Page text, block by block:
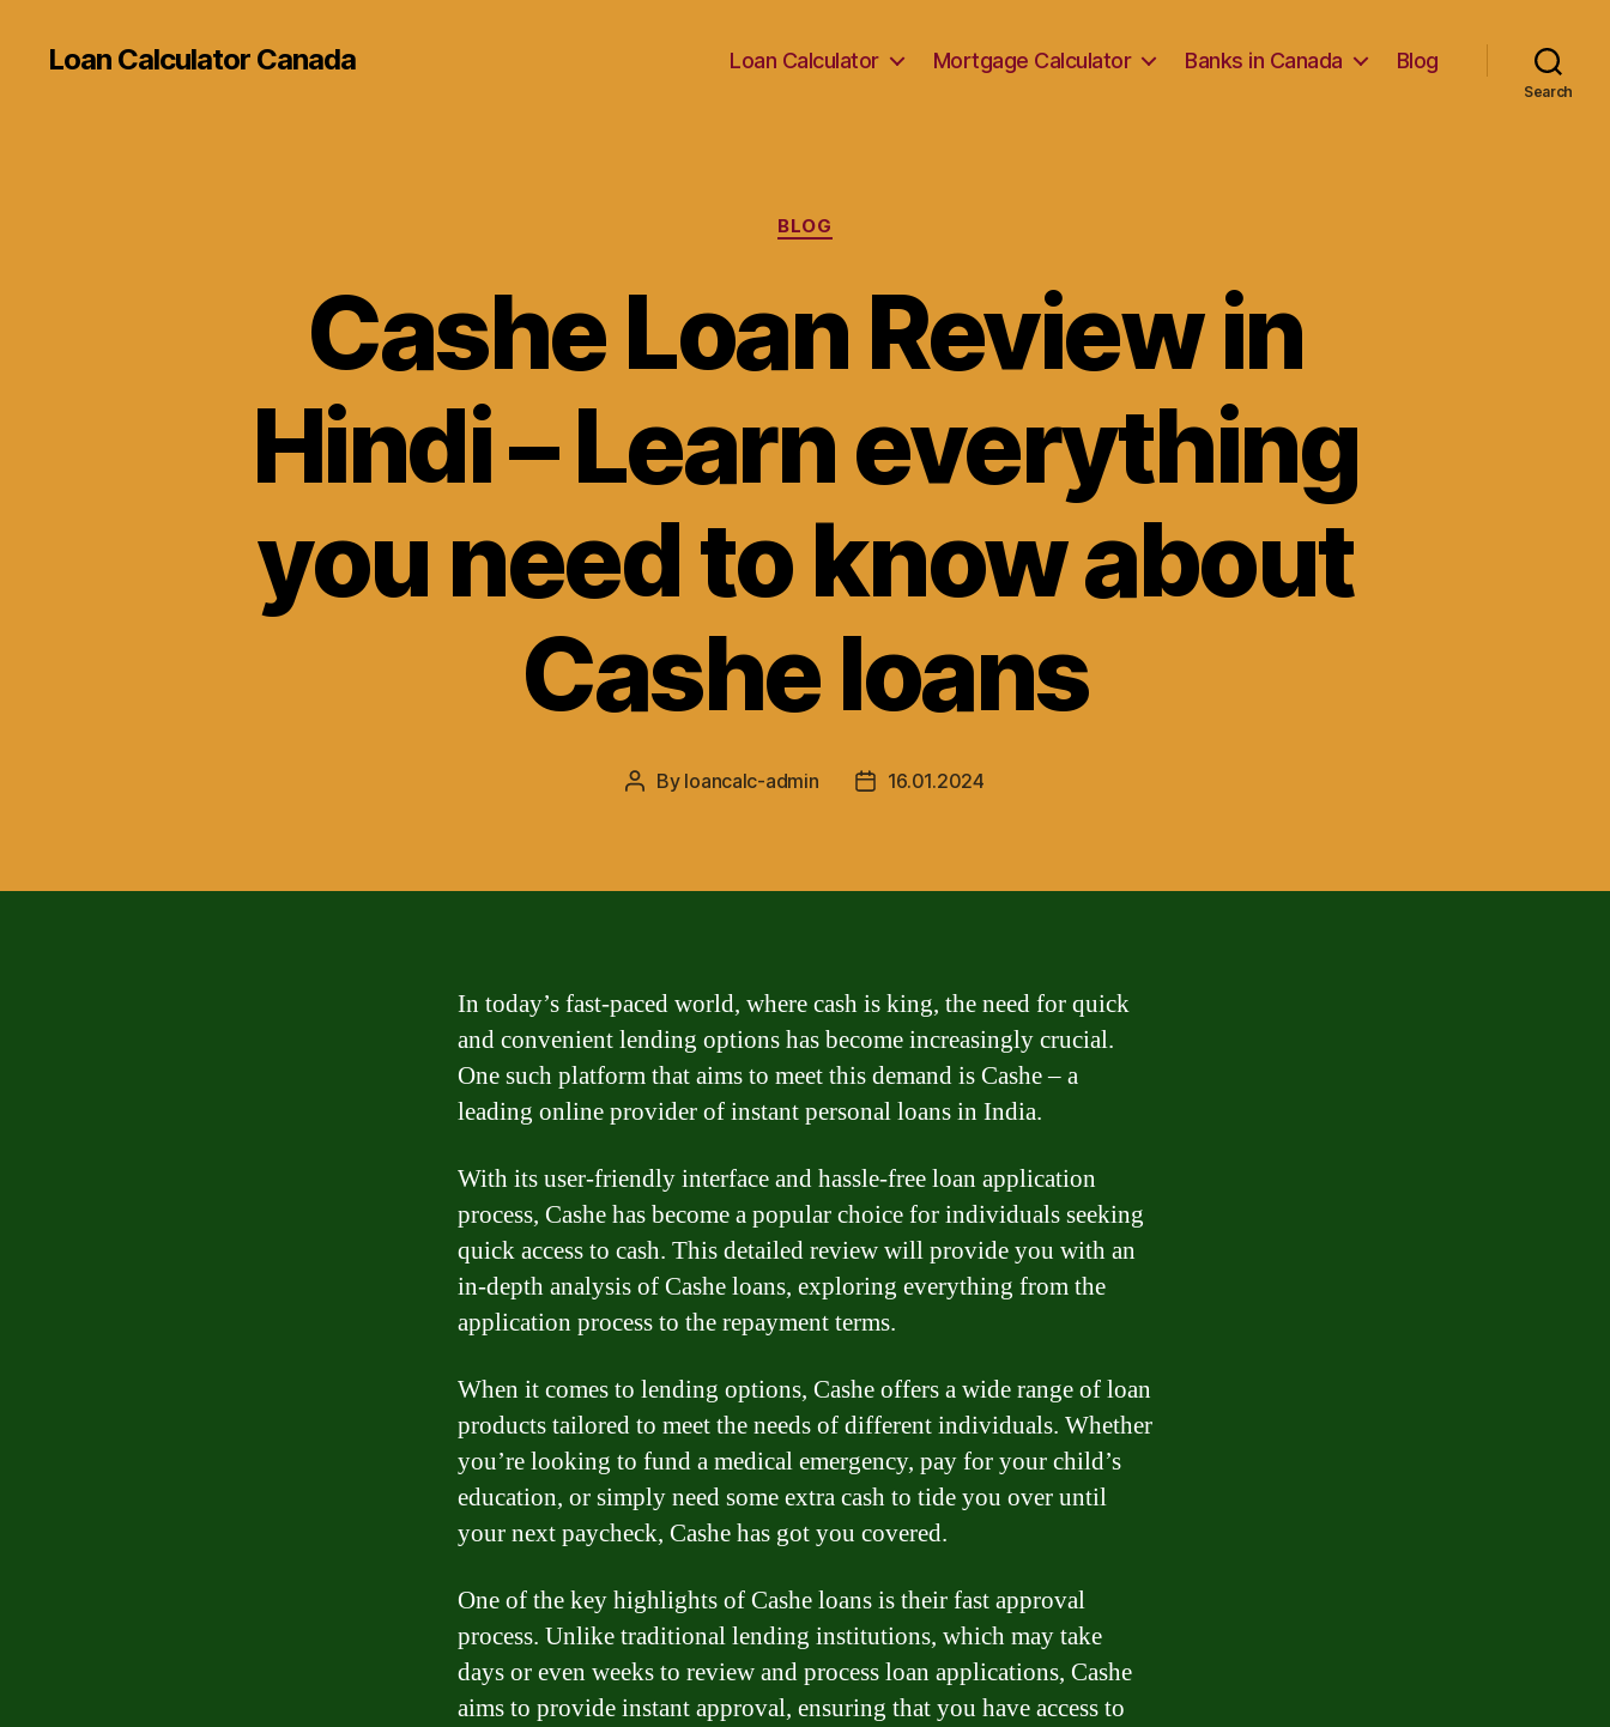
Loan Calculator Canada Loan Calculator Mortgage Calculator Banks in Canada Blog
Search
Categories
BLOG
Cashe Loan Review in
Hindi – Learn everything
you need to know about
Cashe loans
Post
By loancalc-admin
Post16.01.2024
In today’s fast-paced world, where cash is king, the need for quick
and convenient lending options has become increasingly crucial.
One such platform that aims to meet this demand is Cashe – a
leading online provider of instant personal loans in India.
With its user-friendly interface and hassle-free loan application
process, Cashe has become a popular choice for individuals seeking
quick access to cash. This detailed review will provide you with an
in-depth analysis of Cashe loans, exploring everything from the
application process to the repayment terms.
When it comes to lending options, Cashe offers a wide range of loan
products tailored to meet the needs of different individuals. Whether
you’re looking to fund a medical emergency, pay for your child’s
education, or simply need some extra cash to tide you over until
your next paycheck, Cashe has got you covered.
One of the key highlights of Cashe loans is their fast approval
process. Unlike traditional lending institutions, which may take
days or even weeks to review and process loan applications, Cashe
aims to provide instant approval, ensuring that you have access to